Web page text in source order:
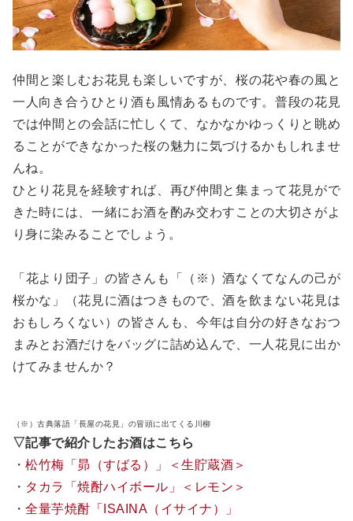
仲間と楽しむお花見も楽しいですが、桜の花や春の風と
一人向き合うひとり酒も風情あるものです。普段の花見
では仲間との会話に忙しくて、なかなかゆっくりと眺め
ることができなかった桜の魅力に気づけるかもしれませ
んね。
ひとり花見を経験すれば、再び仲間と集まって花見がで
きた時には、一緒にお酒を酌み交わすことの大切さがよ
り身に染みることでしょう。
「花より団子」の皆さんも「（※）酒なくてなんの己が
桜かな」（花見に酒はつきもので、酒を飲まない花見は
おもしろくない）の皆さんも、今年は自分の好きなおつ
まみとお酒だけをバッグに詰め込んで、一人花見に出か
けてみませんか？
（※）古典落語「長屋の花見」の冒頭に出てくる川柳
▽記事で紹介したお酒はこちら
・松竹梅「昴（すばる）」＜生貯蔵酒＞
・ タカラ「焼酎ハイボール」＜レモン＞
・全量芋焼酎「ISAINA（イサイナ）」